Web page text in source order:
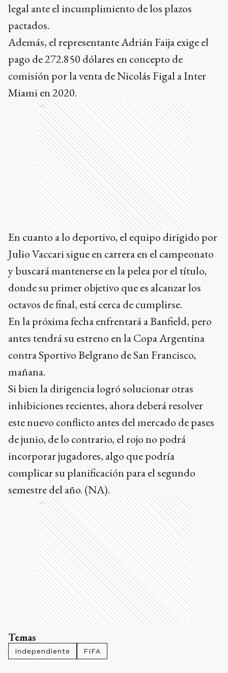
legal ante el incumplimiento de los plazos
pactados.
Además, el representante Adrián Faija exige el
pago de 272.850 dólares en concepto de
comisión por la venta de Nicolás Figal a Inter
Miami en 2020.
Ads
En cuanto a lo deportivo, el equipo dirigido por
Julio Vaccari sigue en carrera en el campeonato
y buscará mantenerse en la pelea por el título,
donde su primer objetivo que es alcanzar los
octavos de final, está cerca de cumplirse.
En la próxima fecha enfrentará a Banfield, pero
antes tendrá su estreno en la Copa Argentina
contra Sportivo Belgrano de San Francisco,
mañana.
Si bien la dirigencia logró solucionar otras
inhibiciones recientes, ahora deberá resolver
este nuevo conflicto antes del mercado de pases
de junio, de lo contrario, el rojo no podrá
incorporar jugadores, algo que podría
complicar su planificación para el segundo
semestre del año. (NA).
Ads
Temas
Independiente FIFA